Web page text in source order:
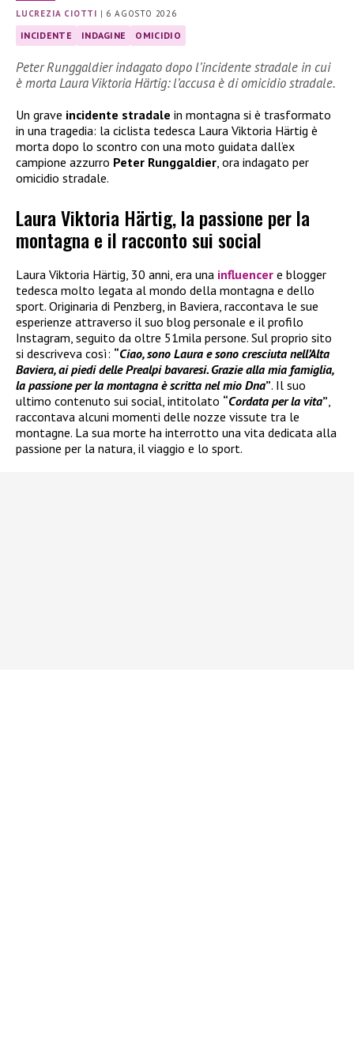
LUCREZIA CIOTTI | 6 AGOSTO 2026
INCIDENTE INDAGINE OMICIDIO
Peter Runggaldier indagato dopo l’incidente stradale in cui
è morta Laura Viktoria Härtig: l’accusa è di omicidio stradale.
Un grave incidente stradale in montagna si è trasformato
in una tragedia: la ciclista tedesca Laura Viktoria Härtig è
morta dopo lo scontro con una moto guidata dall’ex
campione azzurro Peter Runggaldier , ora indagato per
omicidio stradale.
Laura Viktoria Härtig, la passione per la
montagna e il racconto sui social
Laura Viktoria Härtig, 30 anni, era una influencer e blogger
tedesca molto legata al mondo della montagna e dello
sport. Originaria di Penzberg, in Baviera, raccontava le sue
esperienze attraverso il suo blog personale e il profilo
Instagram, seguito da oltre 51mila persone. Sul proprio sito
si descriveva così: “Ciao, sono Laura e sono cresciuta nell’Alta
Baviera, ai piedi delle Prealpi bavaresi. Grazie alla mia famiglia,
la passione per la montagna è scritta nel mio Dna”. Il suo
ultimo contenuto sui social, intitolato “Cordata per la vita”,
raccontava alcuni momenti delle nozze vissute tra le
montagne. La sua morte ha interrotto una vita dedicata alla
passione per la natura, il viaggio e lo sport.